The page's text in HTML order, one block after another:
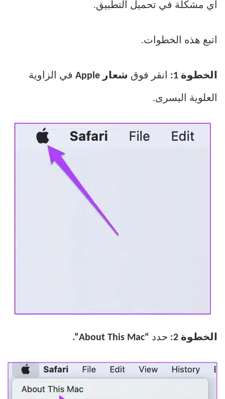
أي مشكلة في تحميل التطبيق.
اتبع هذه الخطوات.
الخطوة 1: انقر فوق شعار Apple في الزاوية
العلوية اليسرى.
الخطوة 2: حدد “About This Mac”.